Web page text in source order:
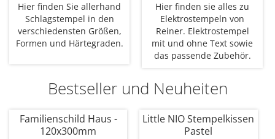
Hier finden Sie allerhand
Schlagstempel in den
verschiedensten Größen,
Formen und Härtegraden.
Hier finden sie alles zu
Elektrostempeln von
Reiner. Elektrostempel
mit und ohne Text sowie
das passende Zubehör.
Bestseller und Neuheiten
Familienschild Haus -
120x300mm
Little NIO Stempelkissen
Pastel